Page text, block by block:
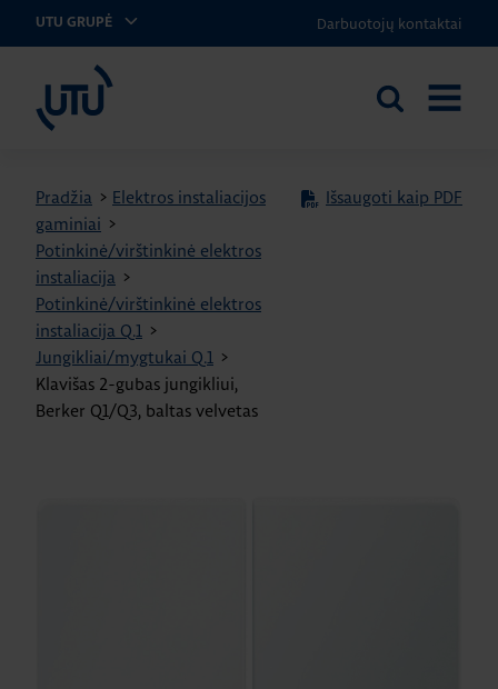
UTU GRUPĖ Darbuotojų kontaktai
UTU Lithuania
Ieškoti
Pradžia > Elektros instaliacijos
gaminiai >
Potinkinė/virštinkinė elektros
instaliacija >
Potinkinė/virštinkinė elektros
instaliacija Q.1 >
Jungikliai/mygtukai Q.1 >
Klavišas 2-gubas jungikliui,
Berker Q1/Q3, baltas velvetas
Išsaugoti kaip PDF